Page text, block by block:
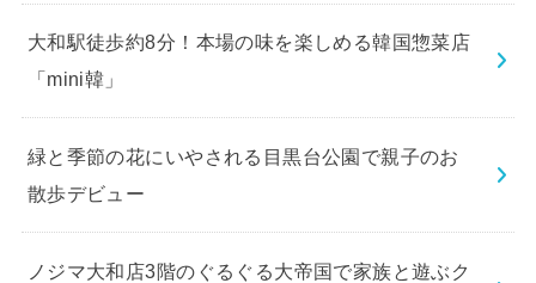
大和駅徒歩約8分！本場の味を楽しめる韓国惣菜店
「mini韓」
緑と季節の花にいやされる目黒台公園で親子のお
散歩デビュー
ノジマ大和店3階のぐるぐる大帝国で家族と遊ぶク